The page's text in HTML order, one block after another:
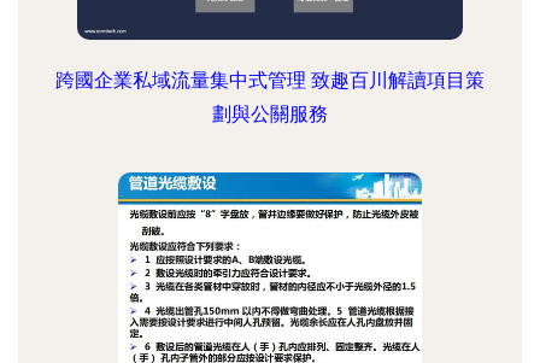
跨國企業私域流量集中式管理 致趣百川解讀項目策
劃與公關服務